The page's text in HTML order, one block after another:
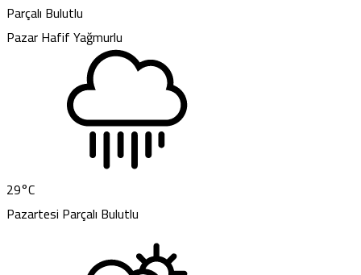
Parçalı Bulutlu
PazarHafif Yağmurlu
29°C
Pazartesi Parçalı Bulutlu